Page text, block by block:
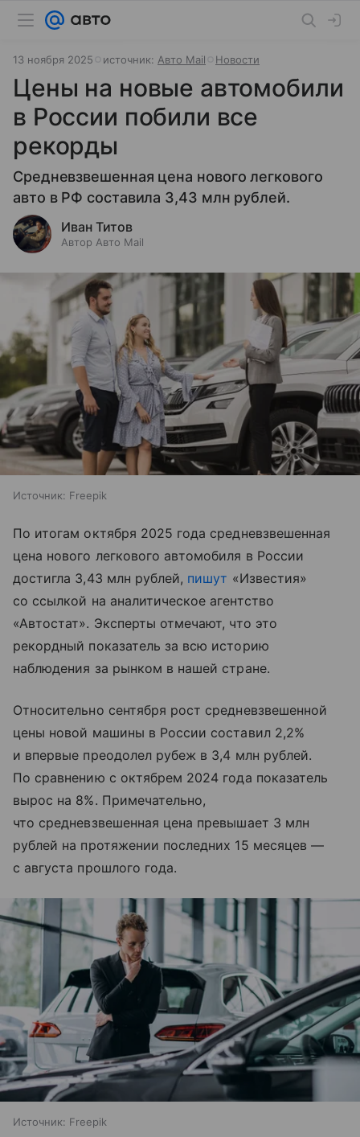
13 ноября 2025 источник: Авто Mail Новости
Цены на новые автомобили
в России побили все
рекорды
Средневзвешенная цена нового легкового
авто в РФ составила 3,43 млн рублей.
Иван Титов
Автор Авто Mail
Источник: Freepik
По итогам октября 2025 года средневзвешенная
цена нового легкового автомобиля в России
достигла 3,43 млн рублей, пишут «Известия»
со ссылкой на аналитическое агентство
«Автостат». Эксперты отмечают, что это
рекордный показатель за всю историю
наблюдения за рынком в нашей стране.
Относительно сентября рост средневзвешенной
цены новой машины в России составил 2,2%
и впервые преодолел рубеж в 3,4 млн рублей.
По сравнению с октябрем 2024 года показатель
вырос на 8%. Примечательно,
что средневзвешенная цена превышает 3 млн
рублей на протяжении последних 15 месяцев —
с августа прошлого года.
Источник: Freepik